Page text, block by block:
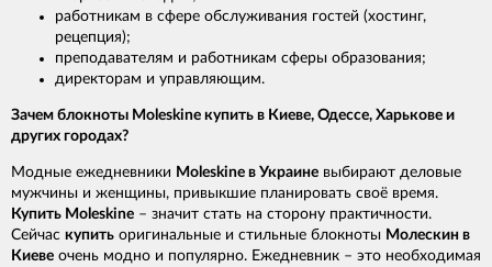
работникам в сфере обслуживания гостей (хостинг,
рецепция);
преподавателям и работникам сферы образования;
директорам и управляющим.
Зачем блокноты Moleskine купить в Киеве, Одессе, Харькове и
других городах?
Модные ежедневники Moleskine в Украине выбирают деловые
мужчины и женщины, привыкшие планировать своё время.
Купить Moleskine – значит стать на сторону практичности.
Сейчас купить оригинальные и стильные блокноты Молескин в
Киеве очень модно и популярно. Ежедневник – это необходимая